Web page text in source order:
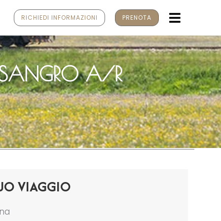
RICHIEDI INFORMAZIONI PRENOTA
SANGRO A/R
VIAGGIO